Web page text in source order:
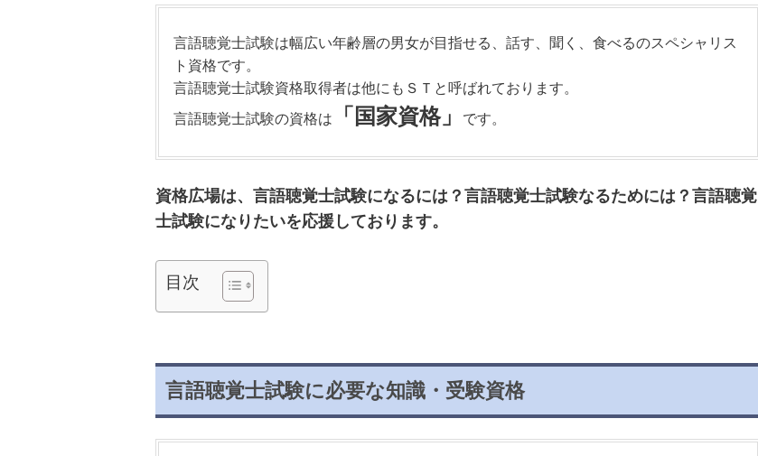
言語聴覚士試験は幅広い年齢層の男女が目指せる、話す、聞く、食べるのスペシャリス
ト資格です。
言語聴覚士試験資格取得者は他にもＳＴと呼ばれております。
言語聴覚士試験の資格は
「国家資格」 です。
資格広場は、言語聴覚士試験になるには？言語聴覚士試験なるためには？言語聴覚
士試験になりたいを応援しております。
目次
言語聴覚士試験に必要な知識・受験資格